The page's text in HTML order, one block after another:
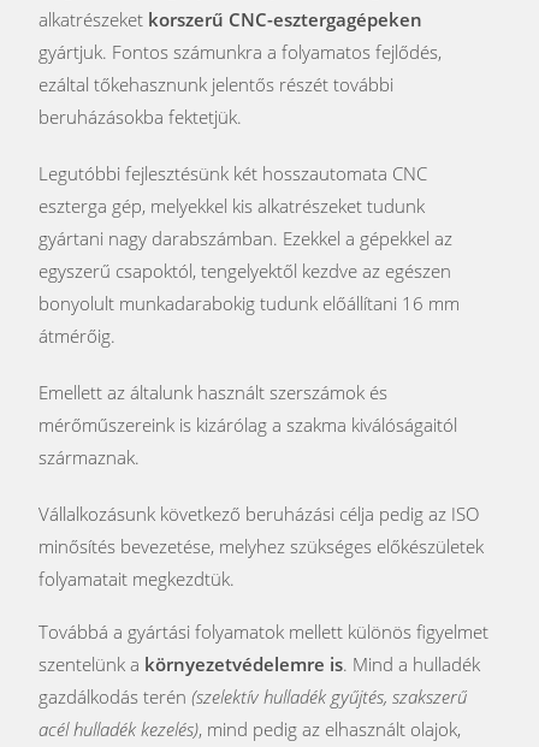
alkatrészeket korszerű CNC-esztergagépeken
gyártjuk. Fontos számunkra a folyamatos fejlődés,
ezáltal tőkehasznunk jelentős részét további
beruházásokba fektetjük.
Legutóbbi fejlesztésünk két hosszautomata CNC
eszterga gép, melyekkel kis alkatrészeket tudunk
gyártani nagy darabszámban. Ezekkel a gépekkel az
egyszerű csapoktól, tengelyektől kezdve az egészen
bonyolult munkadarabokig tudunk előállítani 16 mm
átmérőig.
Emellett az általunk használt szerszámok és
mérőműszereink is kizárólag a szakma kiválóságaitól
származnak.
Vállalkozásunk következő beruházási célja pedig az ISO
minősítés bevezetése, melyhez szükséges előkészületek
folyamatait megkezdtük.
Továbbá a gyártási folyamatok mellett különös figyelmet
szentelünk a környezetvédelemre is. Mind a hulladék
gazdálkodás terén(szelektív hulladék gyűjtés, szakszerű
acél hulladék kezelés), mind pedig az elhasznált olajok,